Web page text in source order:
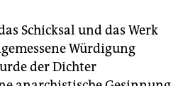
Schicksal und das Werk
Würdigung
der Dichter